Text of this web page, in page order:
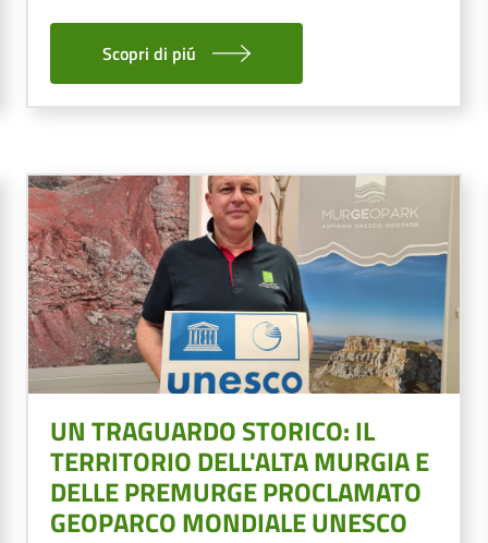
Scopri di piú
Image
UN TRAGUARDO STORICO: IL
TERRITORIO DELL'ALTA MURGIA E
DELLE PREMURGE PROCLAMATO
GEOPARCO MONDIALE UNESCO